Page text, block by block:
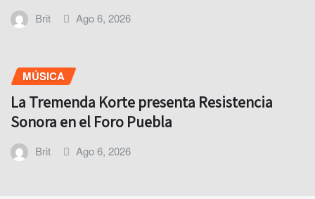
Brit Ago 6, 2026
MÚSICA
La Tremenda Korte presenta Resistencia
Sonora en el Foro Puebla
Brit Ago 6, 2026